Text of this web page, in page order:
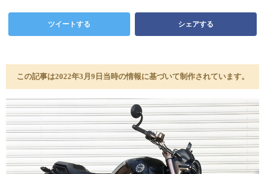
ツイートする シェアする
この記事は2022年3月9日当時の情報に基づいて制作されています。